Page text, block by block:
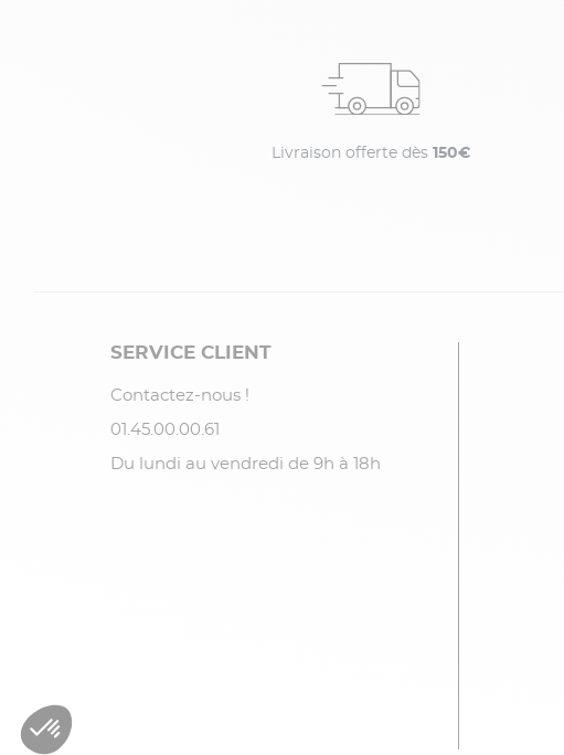
Livraison offerte dès 150€
SERVICE CLIENT
Contactez-nous !
01.45.00.00.61
Du lundi au vendredi de 9h à 18h